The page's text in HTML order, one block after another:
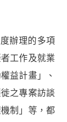
辦理的多項
工作及就業
益計畫」、
之專案訪談
制」等，都